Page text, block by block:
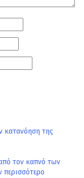
κατανόηση της
τον καπνό των
περισσότερο